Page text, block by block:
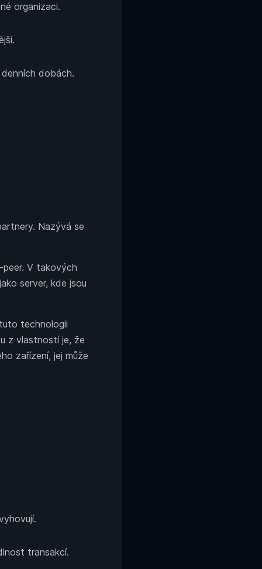
organizaci.
dobách.
Nazývá se
V takových
server, kde jsou
technologii
z vlastností je, že
zařízení, jej může
transakcí.